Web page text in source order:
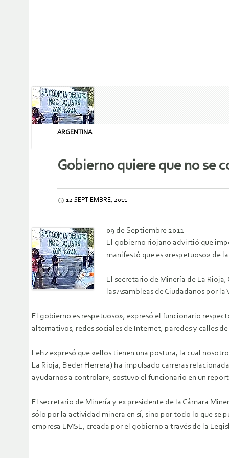
ARGENTINA
Gobierno quiere que no se
12 SEPTIEMBRE, 2011
09 de Septiembre 2011
El gobierno riojano advirtió que
manifestó que es «respetuoso» de
El secretario de Minería de La
las Asambleas de Ciudadanos por
El gobierno es respetuoso», expresó el funcionario
alternativos, redes sociales de Internet, paredes y calles
Lehz expresó que «ellos tienen una postura, la cual
La Rioja, Beder Herrera) ha impulsado carreras
ayudarnos a controlar», sostuvo el funcionario en un
El secretario de Minería y ex presidente de la Cámara
sólo por la actividad minera en sí, sino por todo lo que se
empresa EMSE, creada por el gobierno a través de la